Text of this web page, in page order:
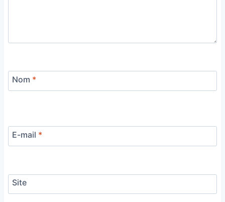
Nom *
E-mail *
Site